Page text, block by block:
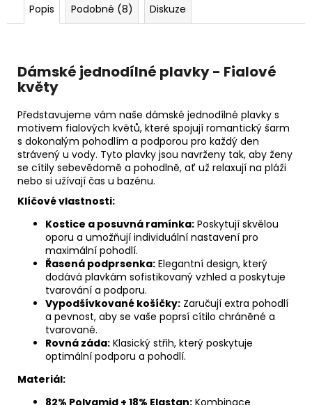
Popis Podobné (8) Diskuze
Dámské jednodílné plavky - Fialové
květy
Představujeme vám naše dámské jednodílné plavky s
motivem fialových květů, které spojují romantický šarm
s dokonalým pohodlím a podporou pro každý den
strávený u vody. Tyto plavky jsou navrženy tak, aby ženy
se cítily sebevědomě a pohodlně, ať už relaxují na pláži
nebo si užívají čas u bazénu.
Klíčové vlastnosti:
Kostice a posuvná ramínka: Poskytují skvělou
oporu a umožňují individuální nastavení pro
maximální pohodlí.
Řasená podprsenka: Elegantní design, který
dodává plavkám sofistikovaný vzhled a poskytuje
tvarování a podporu.
Vypodšívkované košíčky: Zaručují extra pohodlí
a pevnost, aby se vaše poprsí cítilo chráněné a
tvarované.
Rovná záda: Klasický střih, který poskytuje
optimální podporu a pohodlí.
Materiál:
82% Polyamid + 18% Elastan: Kombinace